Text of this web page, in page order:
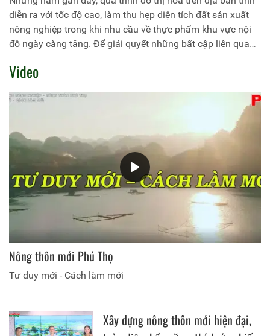
diễn ra với tốc độ cao, làm thu hẹp diện tích đất sản xuất
nông nghiệp trong khi nhu cầu về thực phẩm khu vực nội
đô ngày càng tăng. Để giải quyết những bất cập liên quan
thái bền vững cho tương lai, người dân các địa phương ven
cấu cây trồng, vật nuôi, đầu tư sản xuất nông nghiệp theo
Video
Nông thôn mới Phú Thọ
Tư duy mới - Cách làm mới
Xây dựng nông thôn mới hiện đại,